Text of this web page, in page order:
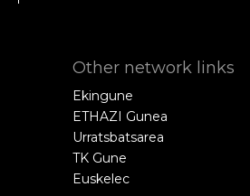
Other network links
Ekingune
ETHAZI Gunea
Urratsbatsarea
TK Gune
Euskelec